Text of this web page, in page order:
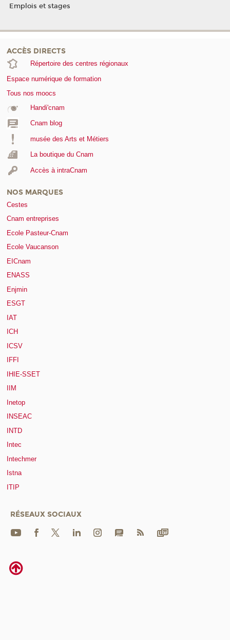
Emplois et stages
ACCÈS DIRECTS
Répertoire des centres régionaux
Espace numérique de formation
Tous nos moocs
Handi'cnam
Cnam blog
musée des Arts et Métiers
La boutique du Cnam
Accès à intraCnam
NOS MARQUES
Cestes
Cnam entreprises
Ecole Pasteur-Cnam
Ecole Vaucanson
EICnam
ENASS
Enjmin
ESGT
IAT
ICH
ICSV
IFFI
IHIE-SSET
IIM
Inetop
INSEAC
INTD
Intec
Intechmer
Istna
ITIP
RÉSEAUX SOCIAUX